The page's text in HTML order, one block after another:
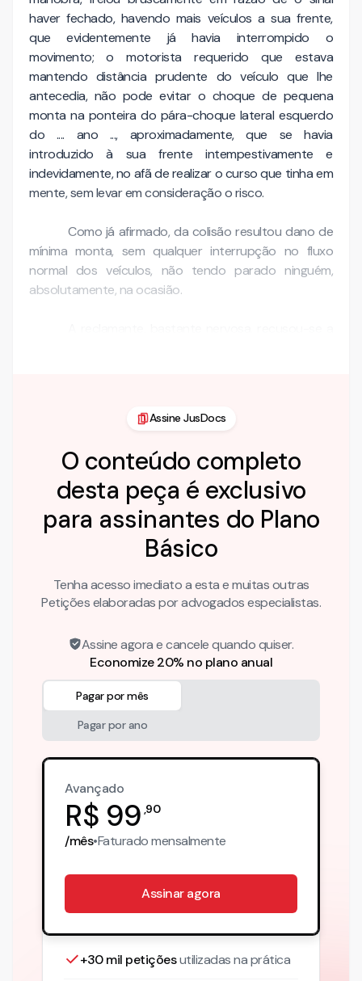
haver fechado, havendo mais veículos a sua frente,
que evidentemente já havia interrompido o
movimento; o motorista requerido que estava
mantendo distância prudente do veículo que lhe
antecedia, não pode evitar o choque de pequena
monta na ponteira do pára-choque lateral esquerdo
do .... ano ..., aproximadamente, que se havia
introduzido à sua frente intempestivamente e
indevidamente, no afã de realizar o curso que tinha em
mente, sem levar em consideração o risco.
Como já afirmado, da colisão resultou dano de
mínima monta, sem qualquer interrupção no fluxo
normal dos veículos, não tendo parado ninguém,
absolutamente, na ocasião.
Assine JusDocs
O conteúdo completo
desta peça é exclusivo
para assinantes do Plano
Básico
Tenha acesso imediato a esta e muitas outras
Petições elaboradas por advogados especialistas.
Assine agora e cancele quando quiser.
Economize 20% no plano anual
Pagar por mês
Pagar por ano
Avançado
R$ 99 ,90
/mês•Faturadomensalmente
Assinar agora
+30 mil petiçõesutilizadas na prática